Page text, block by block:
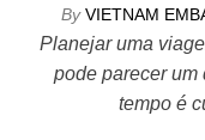
By VIETNAM
Planejar uma
pode parecer um
tempo é